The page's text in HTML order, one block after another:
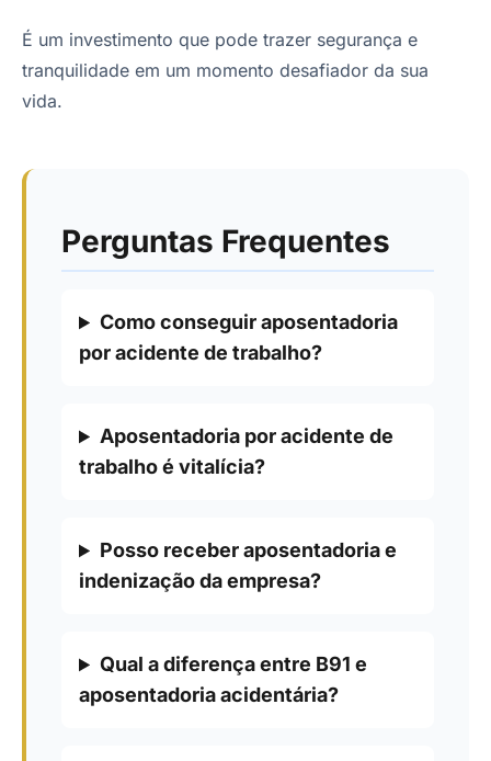
É um investimento que pode trazer segurança e
tranquilidade em um momento desafiador da sua
vida.
Perguntas Frequentes
Como conseguir aposentadoria
por acidente de trabalho?
Aposentadoria por acidente de
trabalho é vitalícia?
Posso receber aposentadoria e
indenização da empresa?
Qual a diferença entre B91 e
aposentadoria acidentária?